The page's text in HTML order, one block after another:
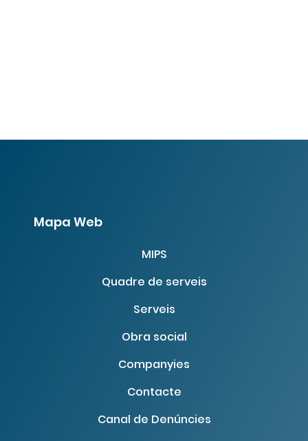
Mapa Web
MIPS
Quadre de serveis
Serveis
Obra social
Companyies
Contacte
Canal de Denúncies